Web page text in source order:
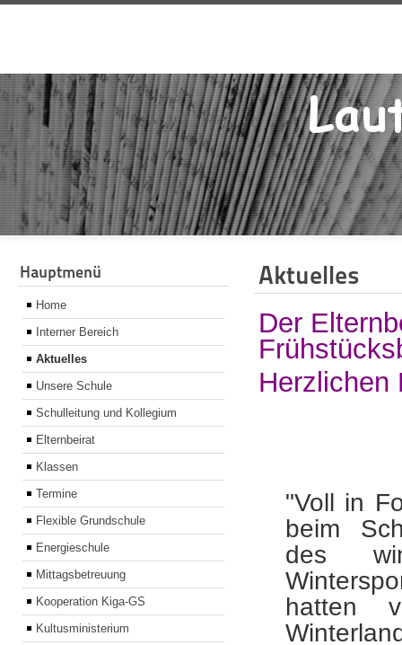
Hauptmenü
Home
Interner Bereich
Aktuelles
Unsere Schule
Schulleitung und Kollegium
Elternbeirat
Klassen
Termine
Flexible Grundschule
Energieschule
Mittagsbetreuung
Kooperation Kiga-GS
Kultusministerium
Aktuelles
Der
Herzlichen
"Voll in
beim
des
hatten